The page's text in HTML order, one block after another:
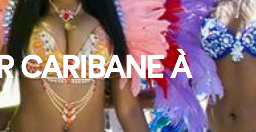
CARIBANE À